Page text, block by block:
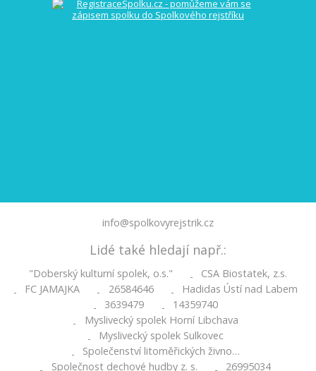
info@spolkovyrejstrik.cz
Lidé také hledají např.:
"Doberský kulturní spolek, o.s." -
CSA Biostatek, z.s.
-
FC JAMAJKA - 26584646 -
Hadidas Ústí nad Labem
-
3639479 -
14359740
-
Myslivecký spolek Horní Libchava
-
Myslivecký spolek Sulkovec
-
Společenství litoměřických živno…
Společnost dechové hudby z. s. 26995034